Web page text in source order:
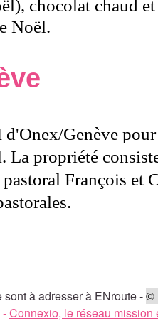
chocolat chaud
Noël.
Genève
propriété
François
à adresser à ENroute -©
-Connexio, le réseau